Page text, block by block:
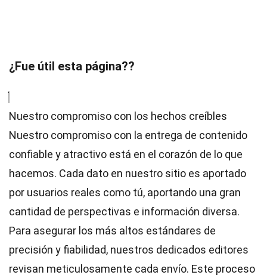
¿Fue útil esta página??
Nuestro compromiso con los hechos creíbles
Nuestro compromiso con la entrega de contenido
confiable y atractivo está en el corazón de lo que
hacemos. Cada dato en nuestro sitio es aportado
por usuarios reales como tú, aportando una gran
cantidad de perspectivas e información diversa.
Para asegurar los más altos estándares de
precisión y fiabilidad, nuestros dedicados editores
revisan meticulosamente cada envío. Este proceso